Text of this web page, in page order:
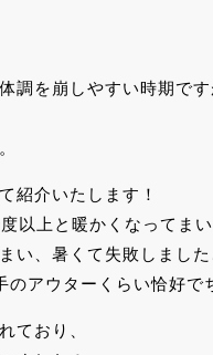
調を崩しやすい時期です
紹介いたします！
以上と暖かくなってま
い、暑くて失敗しまし
アウターくらい恰好で
ており、